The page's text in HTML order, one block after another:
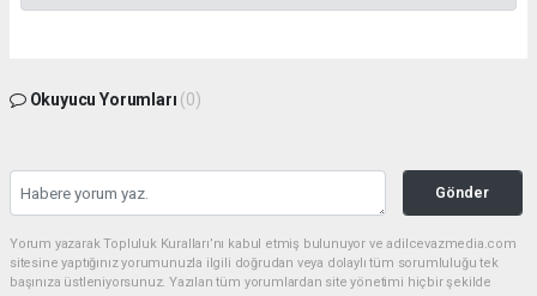
Okuyucu Yorumları (0)
Gönder
Yorum yazarak Topluluk Kuralları’nı kabul etmiş bulunuyor ve adilcevazmedia.com
sitesine yaptığınız yorumunuzla ilgili doğrudan veya dolaylı tüm sorumluluğu tek
başınıza üstleniyorsunuz. Yazılan tüm yorumlardan site yönetimi hiçbir şekilde